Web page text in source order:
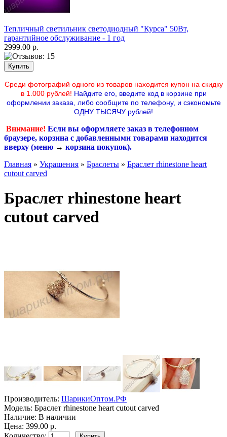
Тепличный светильник светодиодный "Курса" 50Вт,
гарантийное обслуживание - 1 год
2999.00 р.
Среди фотографий одного из товаров находится купон на скидку
в 1.000 рублей! Найдите его, введите код в корзине при
оформлении заказа, либо сообщите по телефону, и сэкономьте
ОДНУ ТЫСЯЧУ рублей!
Внимание! Если вы оформляете заказ в телефонном
браузере, корзина с добавленными товарами находится
вверху (меню → корзина покупок).
Главная » Украшения » Браслеты » Браслет rhinestone heart
cutout carved
Браслет rhinestone heart
cutout carved
Производитель: ШарикиОптом.РФ
Модель: Браслет rhinestone heart cutout carved
Наличие: В наличии
Цена: 399.00 р.